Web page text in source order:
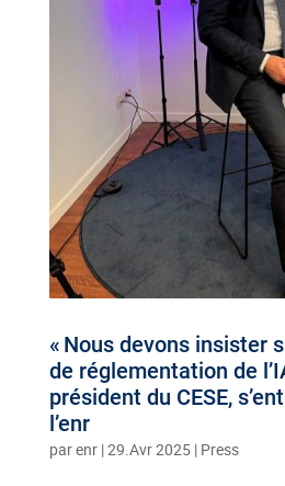
« Nous devons insister
de réglementation de
président du CESE,
l’enr
parenr|29.Avr 2025| Press